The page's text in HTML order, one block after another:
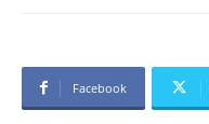
Facebook